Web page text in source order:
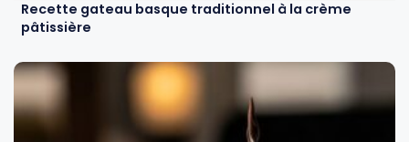
Recette gateau basque traditionnel à la crème
pâtissière